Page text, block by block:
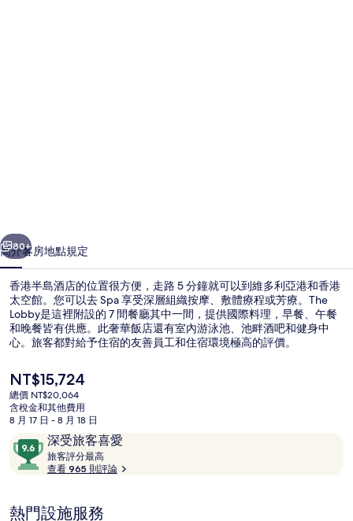
相
片
集
個 下一個
80+
簡介客房地點規定
香港半島酒店的位置很方便，走路 5 分鐘就可以到維多利亞港和香港
太空館。您可以去 Spa 享受深層組織按摩、敷體療程或芳療。The
Lobby是這裡附設的 7 間餐廳其中一間，提供國際料理，早餐、午餐
和晚餐皆有供應。此奢華飯店還有室內游泳池、池畔酒吧和健身中
心。旅客都對給予住宿的友善員工和住宿環境極高的評價。
目
前
的
價
是
NT$15,724
NT$15,724
總價 NT$20,064
含稅金和其他費用
8 月 17 日 - 8 月 18 日
評
論
深受旅客喜愛
9.6
分，
滿
10，
旅客評分最高
客
查看 965 則評論
熱門設施服務